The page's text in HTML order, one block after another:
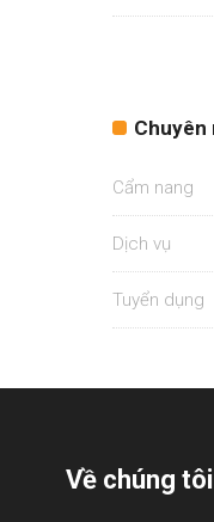
Chuyên
Cẩm nang
Dịch vụ
Tuyển dụng
Về chúng tôi